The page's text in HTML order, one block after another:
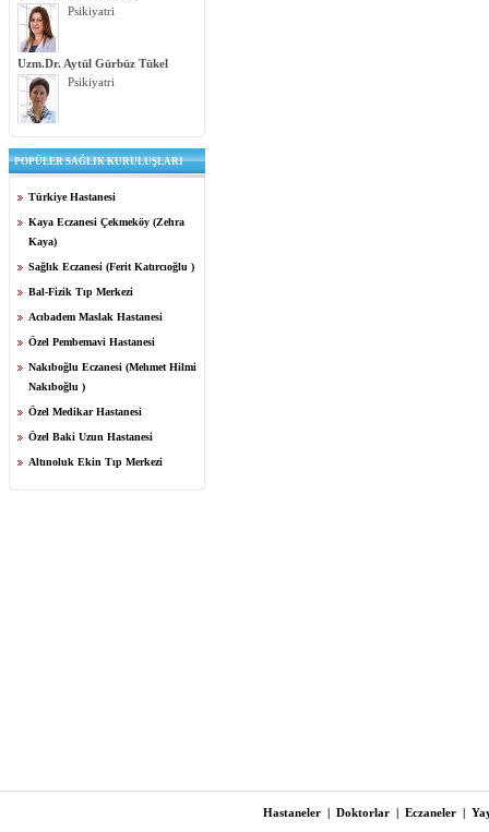
Psikiyatri
Uzm.Dr. Aytül Gürbüz Tükel
Psikiyatri
POPÜLER SAĞLIK KURULUŞLARI
Türkiye Hastanesi
Kaya Eczanesi Çekmeköy (Zehra
Kaya)
Sağlık Eczanesi (Ferit Katırcıoğlu )
Bal-Fizik Tıp Merkezi
Acıbadem Maslak Hastanesi
Özel Pembemavi Hastanesi
Nakıboğlu Eczanesi (Mehmet Hilmi
Nakıboğlu )
Özel Medikar Hastanesi
Özel Baki Uzun Hastanesi
Altınoluk Ekin Tıp Merkezi
Hastaneler | Doktorlar | Eczaneler |